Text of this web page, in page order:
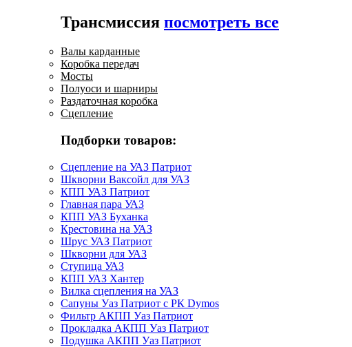
Трансмиссия посмотреть все
Валы карданные
Коробка передач
Мосты
Полуоси и шарниры
Раздаточная коробка
Сцепление
Подборки товаров:
Сцепление на УАЗ Патриот
Шкворни Ваксойл для УАЗ
КПП УАЗ Патриот
Главная пара УАЗ
КПП УАЗ Буханка
Крестовина на УАЗ
Шрус УАЗ Патриот
Шкворни для УАЗ
Ступица УАЗ
КПП УАЗ Хантер
Вилка сцепления на УАЗ
Сапуны Уаз Патриот с РК Dymos
Фильтр АКПП Уаз Патриот
Прокладка АКПП Уаз Патриот
Подушка АКПП Уаз Патриот